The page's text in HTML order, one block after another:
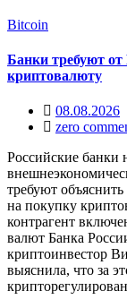
Bitcoin
Банки требуют от
криптовалюту
08.08.2026
zero
Российские банки
требуют
на покупку
контрагент
валют Банка
криптоинвестор
выяснила, что за